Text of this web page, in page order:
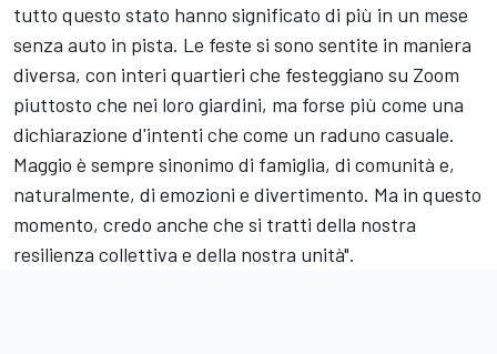
tutto questo stato hanno significato di più in un mese
senza auto in pista. Le feste si sono sentite in maniera
diversa, con interi quartieri che festeggiano su Zoom
piuttosto che nei loro giardini, ma forse più come una
dichiarazione d'intenti che come un raduno casuale.
Maggio è sempre sinonimo di famiglia, di comunità e,
naturalmente, di emozioni e divertimento. Ma in questo
momento, credo anche che si tratti della nostra
resilienza collettiva e della nostra unità".